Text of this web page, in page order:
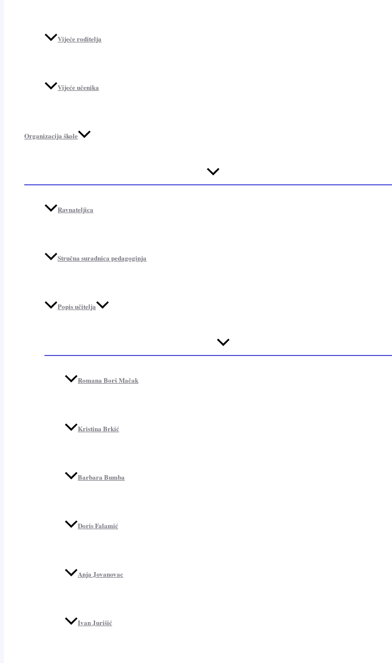
Vijeće roditelja
Vijeće učenika
Organizacija škole
Menu
Toggle
Ravnateljica
Stručna suradnica pedagoginja
Popis učitelja
Menu
Toggle
Romana Borš Mačak
Kristina Brkić
Barbara Bumba
Doris Falamić
Anja Jovanovac
Ivan Jurišić